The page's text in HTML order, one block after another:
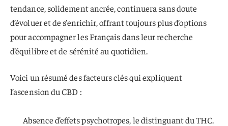
tendance, solidement ancrée, continuera sans doute
d’évoluer et de s’enrichir, offrant toujours plus d’options
pour accompagner les Français dans leur recherche
d’équilibre et de sérénité au quotidien.
Voici un résumé des facteurs clés qui expliquent
l’ascension du CBD :
Absence d’effets psychotropes, le distinguant du THC.